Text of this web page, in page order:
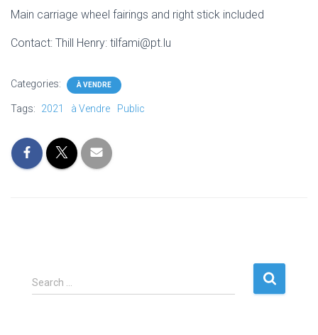
Main carriage wheel fairings and right stick included
Contact: Thill Henry: tilfami@pt.lu
Categories: À VENDRE
Tags: 2021 à Vendre Public
S
e
Search …